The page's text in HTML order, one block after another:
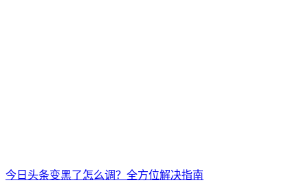
今日头条变黑了怎么调？全方位解决指南